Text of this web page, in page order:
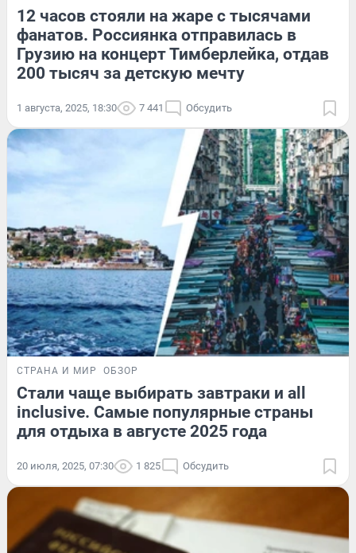
12 часов стояли на жаре с тысячами
фанатов. Россиянка отправилась в
Грузию на концерт Тимберлейка, отдав
200 тысяч за детскую мечту
1 августа, 2025, 18:30 7 441 Обсудить
СТРАНА И МИР ОБЗОР
Стали чаще выбирать завтраки и all
inclusive. Самые популярные страны
для отдыха в августе 2025 года
20 июля, 2025, 07:30 1 825 Обсудить